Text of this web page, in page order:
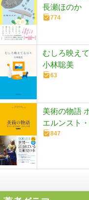
長瀬ほのか
774
むしろ映え
小林聡美
63
美術の物語
エルンスト
847